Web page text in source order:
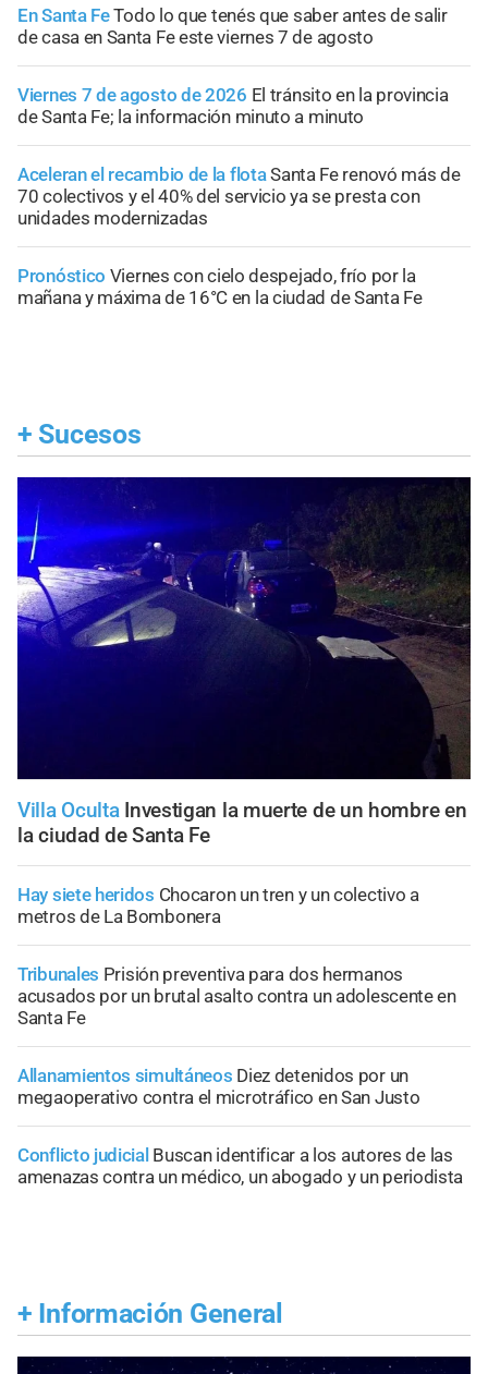
En Santa FeTodo lo que tenés que saber antes de salir
de casa en Santa Fe este viernes 7 de agosto
Viernes 7 de agosto de 2026 El tránsito en la provincia
de Santa Fe; la información minuto a minuto
Aceleran el recambio de la flotaSanta Fe renovó más de
70 colectivos y el 40% del servicio ya se presta con
unidades modernizadas
Pronóstico Viernes con cielo despejado, frío por la
mañana y máxima de 16°C en la ciudad de Santa Fe
+ Sucesos
Villa Oculta Investigan la muerte de un hombre en
la ciudad de Santa Fe
Hay siete heridos Chocaron un tren y un colectivo a
metros de La Bombonera
Tribunales Prisión preventiva para dos hermanos
acusados por un brutal asalto contra un adolescente en
Santa Fe
Allanamientos simultáneos Diez detenidos por un
megaoperativo contra el microtráfico en San Justo
Conflicto judicial Buscan identificar a los autores de las
amenazas contra un médico, un abogado y un periodista
+ Información General